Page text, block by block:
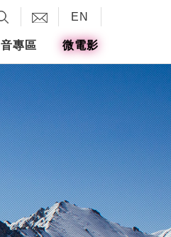
EN
專區 微電影